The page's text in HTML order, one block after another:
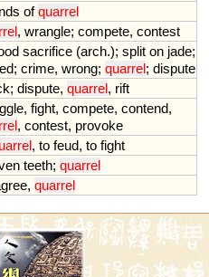
of quarrel
, wrangle; compete, contest
sacrifice (arch.); split on jade;
; crime, wrong; quarrel; dispute
; dispute, quarrel, rift
, fight, compete, contend,
, contest, provoke
, to feud, to fight
teeth; quarrel
, quarrel